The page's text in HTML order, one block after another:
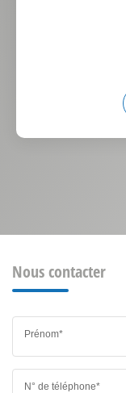
Nous contacter
Prénom*
N° de téléphone*